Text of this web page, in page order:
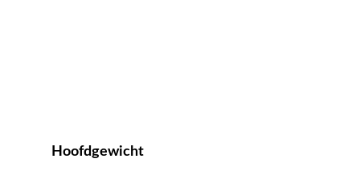
Hoofdgewicht